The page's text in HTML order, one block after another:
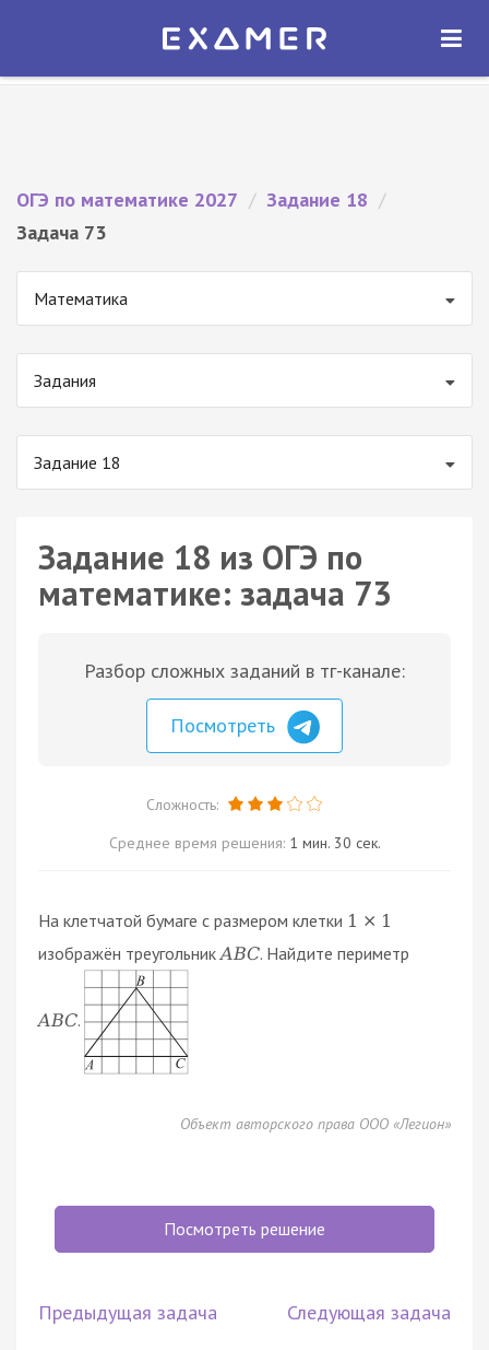
Экзамер — ЕГЭ 2027
ОТКРЫТЬ
ОГЭ по математике 2027 / Задание 18 /
Задача 73
Математика
Задания
Задание 18
Задание 18 из ОГЭ по
математике: задача 73
Разбор сложных заданий в тг-канале:
Посмотреть
Сложность:
Среднее время решения: 1 мин. 30 сек.
На клетчатой бумаге с размером клетки 1 × 1
изображён треугольник ABC. Найдите периметр
ABC.
Объект авторского права ООО «Легион»
Посмотреть решение
Предыдущая задача Следующая задача